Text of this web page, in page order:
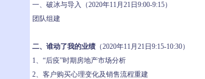
一、破冰与导入（2020年11月21日9:00-9:15）
团队组建
二、谁动了我的业绩 （2020年11月21日9:15-10:30）
1、“后疫”时期房地产市场分析
2、客户购买心理变化及销售流程重建